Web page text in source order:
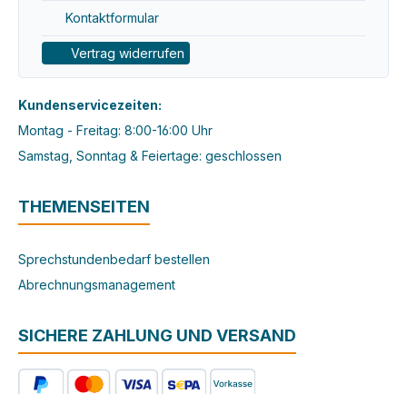
Kontaktformular
Vertrag widerrufen
Kundenservicezeiten:
Montag - Freitag: 8:00-16:00 Uhr
Samstag, Sonntag & Feiertage: geschlossen
THEMENSEITEN
Sprechstundenbedarf bestellen
Abrechnungsmanagement
SICHERE ZAHLUNG UND VERSAND